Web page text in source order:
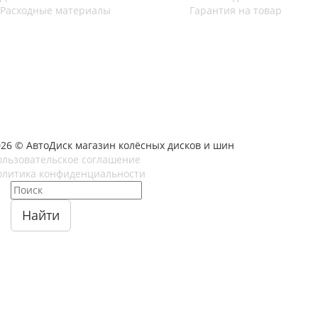
Расходные материалы
Гарантия на товар
© АвтоДиск магазин колёсных дисков и шин
соглашение
конфиденциальности
Найти